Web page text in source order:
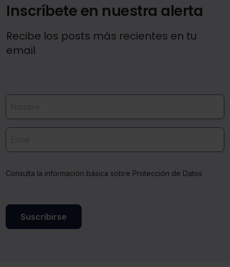
Inscríbete en nuestra alerta
Recibe los posts más recientes en tu
email
Consulta la información básica sobre Protección de Datos
Suscribirse